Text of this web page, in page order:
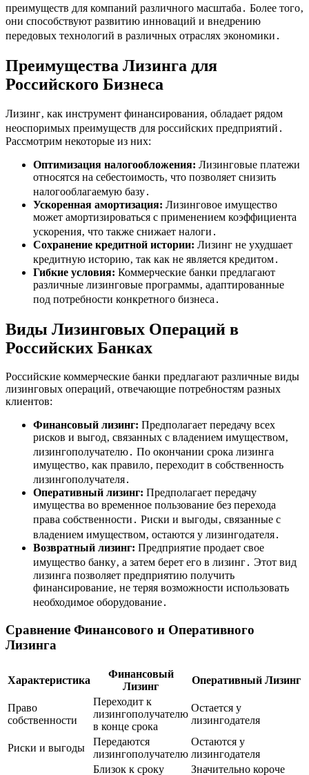
преимуществ для компаний различного масштаба․ Более того‚
они способствуют развитию инноваций и внедрению
передовых технологий в различных отраслях экономики․
Преимущества Лизинга для
Российского Бизнеса
Лизинг‚ как инструмент финансирования‚ обладает рядом
неоспоримых преимуществ для российских предприятий․
Рассмотрим некоторые из них:
Оптимизация налогообложения: Лизинговые платежи
относятся на себестоимость‚ что позволяет снизить
налогооблагаемую базу․
Ускоренная амортизация: Лизинговое имущество
может амортизироваться с применением коэффициента
ускорения‚ что также снижает налоги․
Сохранение кредитной истории: Лизинг не ухудшает
кредитную историю‚ так как не является кредитом․
Гибкие условия: Коммерческие банки предлагают
различные лизинговые программы‚ адаптированные
под потребности конкретного бизнеса․
Виды Лизинговых Операций в
Российских Банках
Российские коммерческие банки предлагают различные виды
лизинговых операций‚ отвечающие потребностям разных
клиентов:
Финансовый лизинг: Предполагает передачу всех
рисков и выгод‚ связанных с владением имуществом‚
лизингополучателю․ По окончании срока лизинга
имущество‚ как правило‚ переходит в собственность
лизингополучателя․
Оперативный лизинг: Предполагает передачу
имущества во временное пользование без перехода
права собственности․ Риски и выгоды‚ связанные с
владением имуществом‚ остаются у лизингодателя․
Возвратный лизинг: Предприятие продает свое
имущество банку‚ а затем берет его в лизинг․ Этот вид
лизинга позволяет предприятию получить
финансирование‚ не теряя возможности использовать
необходимое оборудование․
Сравнение Финансового и Оперативного
Лизинга
Характеристика
Финансовый
Лизинг
Оперативный Лизинг
Право
собственности
Переходит к
лизингополучателю
в конце срока
Остается у
лизингодателя
Риски и выгоды
Передаются
лизингополучателю
Остаются у
лизингодателя
Близок к сроку
Значительно короче